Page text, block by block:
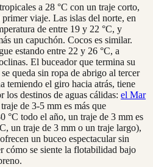
a 28 °C con un traje corto,
viaje. Las islas del norte, en
de entre 19 y 22 °C, y
un capuchón. Cocos es similar.
estando entre 22 y 26 °C, a
El buceador que termina su
queda sin ropa de abrigo al tercer
temiendo el giro hacia atrás, tiene
los destinos de aguas cálidas: el Mar
de 3-5 mm es más que
°C todo el año, un traje de 3 mm es
un traje de 3 mm o un traje largo),
un buceo espectacular sin
cómo se siente la flotabilidad bajo